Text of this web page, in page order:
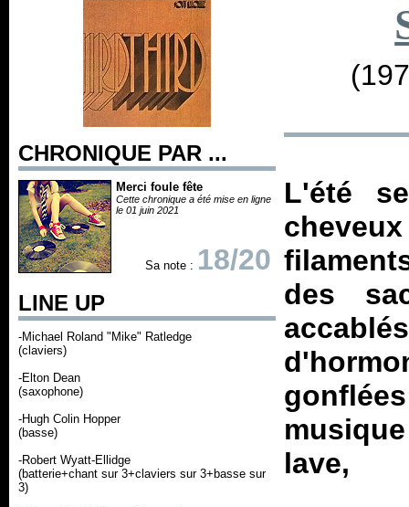
CHRONIQUE PAR ...
Merci foule fête
Cette chronique a été mise en ligne
le 01 juin 2021
Sa note : 18/20
LINE UP
-Michael Roland "Mike" Ratledge
(claviers)
-Elton Dean
(saxophone)
-Hugh Colin Hopper
(basse)
-Robert Wyatt-Ellidge
(batterie+chant sur 3+claviers sur 3+basse sur
3)
L'été
des
lave,